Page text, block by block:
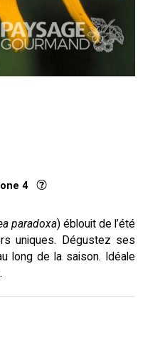
4
paradoxa) éblouit de l’été
uniques. Dégustez ses
long de la saison. Idéale